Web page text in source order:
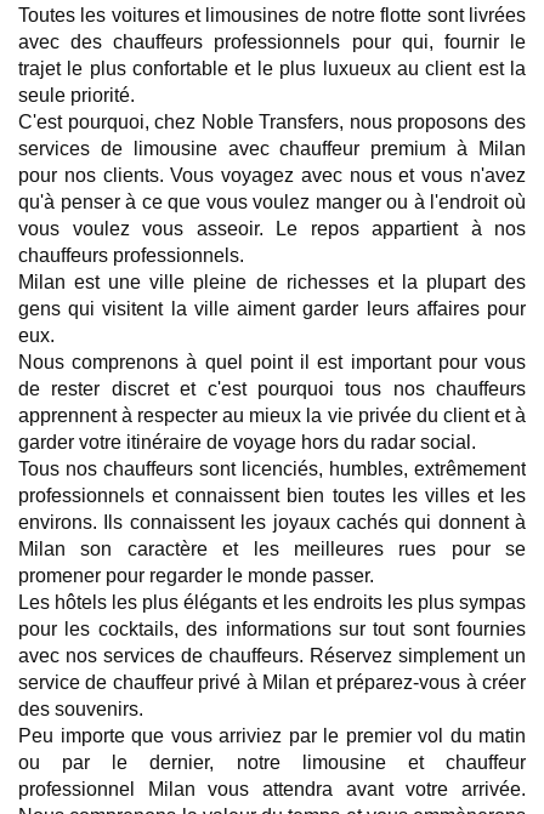
Toutes les voitures et limousines de notre flotte sont livrées
avec des chauffeurs professionnels pour qui, fournir le
trajet le plus confortable et le plus luxueux au client est la
seule priorité.
C'est pourquoi, chez Noble Transfers, nous proposons des
services de limousine avec chauffeur premium à Milan
pour nos clients. Vous voyagez avec nous et vous n'avez
qu'à penser à ce que vous voulez manger ou à l'endroit où
vous voulez vous asseoir. Le repos appartient à nos
chauffeurs professionnels.
Milan est une ville pleine de richesses et la plupart des
gens qui visitent la ville aiment garder leurs affaires pour
eux.
Nous comprenons à quel point il est important pour vous
de rester discret et c'est pourquoi tous nos chauffeurs
apprennent à respecter au mieux la vie privée du client et à
garder votre itinéraire de voyage hors du radar social.
Tous nos chauffeurs sont licenciés, humbles, extrêmement
professionnels et connaissent bien toutes les villes et les
environs. Ils connaissent les joyaux cachés qui donnent à
Milan son caractère et les meilleures rues pour se
promener pour regarder le monde passer.
Les hôtels les plus élégants et les endroits les plus sympas
pour les cocktails, des informations sur tout sont fournies
avec nos services de chauffeurs. Réservez simplement un
service de chauffeur privé à Milan et préparez-vous à créer
des souvenirs.
Peu importe que vous arriviez par le premier vol du matin
ou par le dernier, notre limousine et chauffeur
professionnel Milan vous attendra avant votre arrivée.